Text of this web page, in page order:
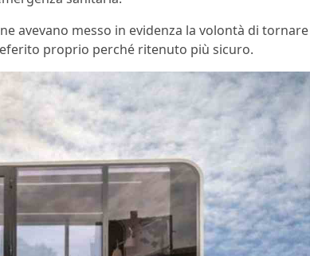
avevano messo in evidenza la volontà di tornare
proprio perché ritenuto più sicuro.